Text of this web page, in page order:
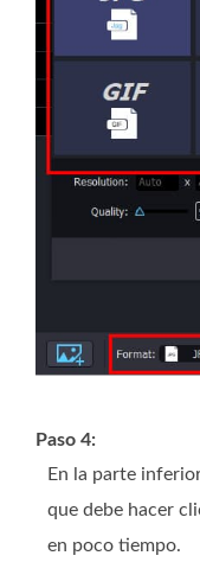
Paso 4:
En la parte
que debe hacer
en poco tiempo.